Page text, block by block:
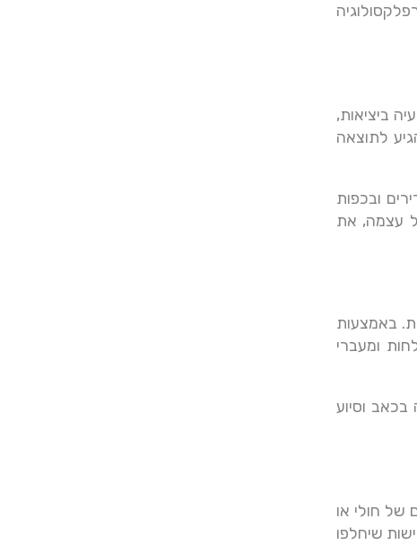
ביציאות,
לתוצאה
ובכפות
עצמה, את
באמצעות
ומעברי
וסיוע
של חולי או
שיחלפו